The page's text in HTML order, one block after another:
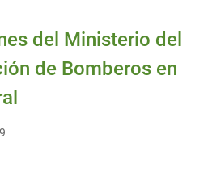
del Ministerio del
de Bomberos en
9